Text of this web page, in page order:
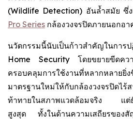
(Wildlife Detection) อันล้ำสมัย ซึ่ง
Pro Series กล้องวงจรปิดภายนอกอา
นวัตกรรมนี้นับเป็นก้าวสำคัญในก
Home Security โดยขยายขีดควา
ครอบคลุมการใช้งานที่หลากหล
มาตรฐานใหม่ให้กับกล้องวงจรปิดไร้
ท้าทายในสภาพแวดล้อมจริง แต่ยั
สูงสุด ทั้งในด้านความเสถียรขอ